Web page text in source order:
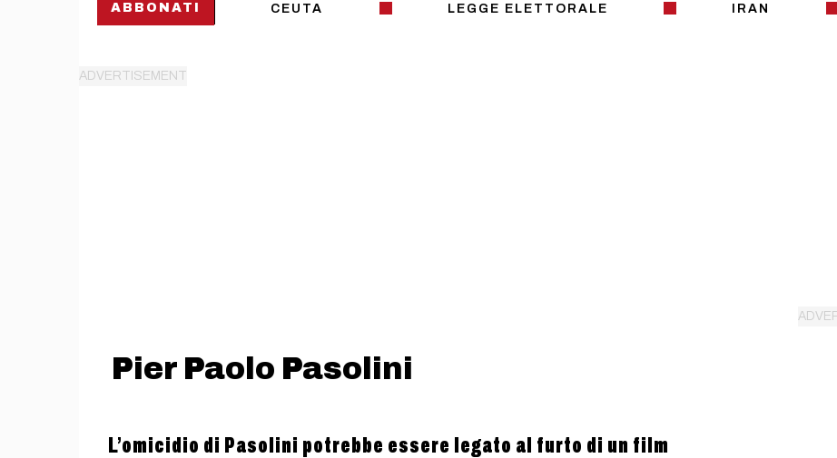
ABBONATI CEUTA LEGGE ELETTORALE IRAN
Pier Paolo Pasolini
L’omicidio di Pasolini potrebbe essere legato al furto di un film